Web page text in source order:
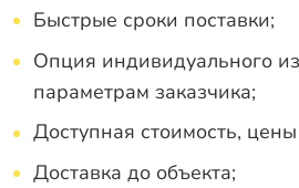
Быстрые сроки поставки;
Опция индивидуального
параметрам заказчика;
Доступная стоимость,
Доставка до объекта;